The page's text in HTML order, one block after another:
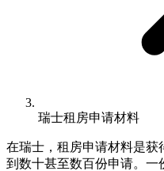
瑞士租房申请材料
在瑞士，租房申请材料是获
到数十甚至数百份申请。一